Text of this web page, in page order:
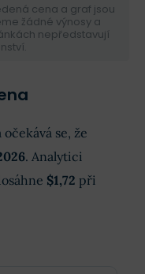
cena a graf jsou
žádné výnosy a
nepředstavují
se, že
. Analytici
$1,72 při